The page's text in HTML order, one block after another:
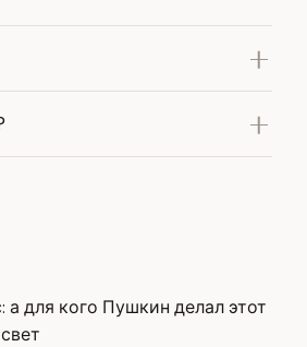
для кого Пушкин делал этот